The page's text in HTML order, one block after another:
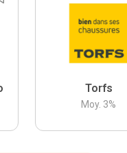
Torfs
Moy. 3%